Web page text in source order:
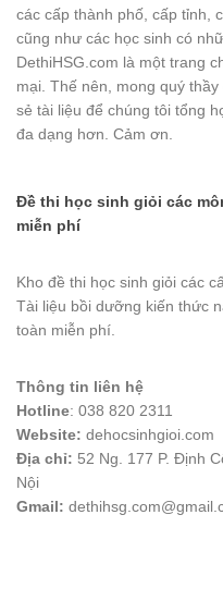
các cấp thành phố, cấp tỉnh,
cũng như các học sinh có
DethiHSG.com là một trang
mại. Thế nên, mong quý
sẻ tài liệu để chúng tôi tổng
đa dạng hơn. Cảm ơn.
Đề thi học sinh giỏi các
miễn phí
Kho đề thi học sinh giỏi các
Tài liệu bồi dưỡng kiến thức
toàn miễn phí.
Thông tin liên hệ
Hotline: 038 820 2311
Website: dehocsinhgioi.com
Địa chỉ: 52 Ng. 177 P. Định
Nội
Gmail: